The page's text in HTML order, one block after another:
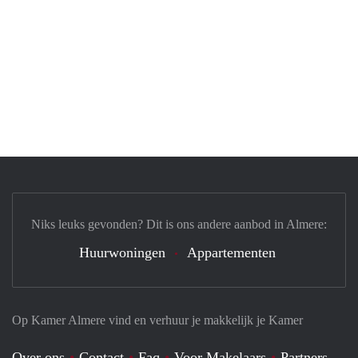
Op Kamer Almere vind en verhuur je makkelijk je Kamer
Niks leuks gevonden? Dit is ons andere aanbod in Almere:
Huurwoningen Appartementen